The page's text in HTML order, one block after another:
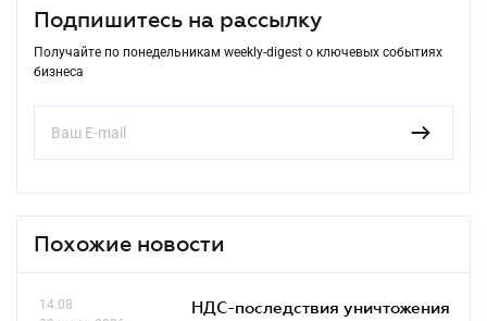
Подпишитесь на рассылку
Получайте по понедельникам weekly-digest о ключевых событиях
бизнеса
Похожие новости
14.08
НДС-последствия уничтожения